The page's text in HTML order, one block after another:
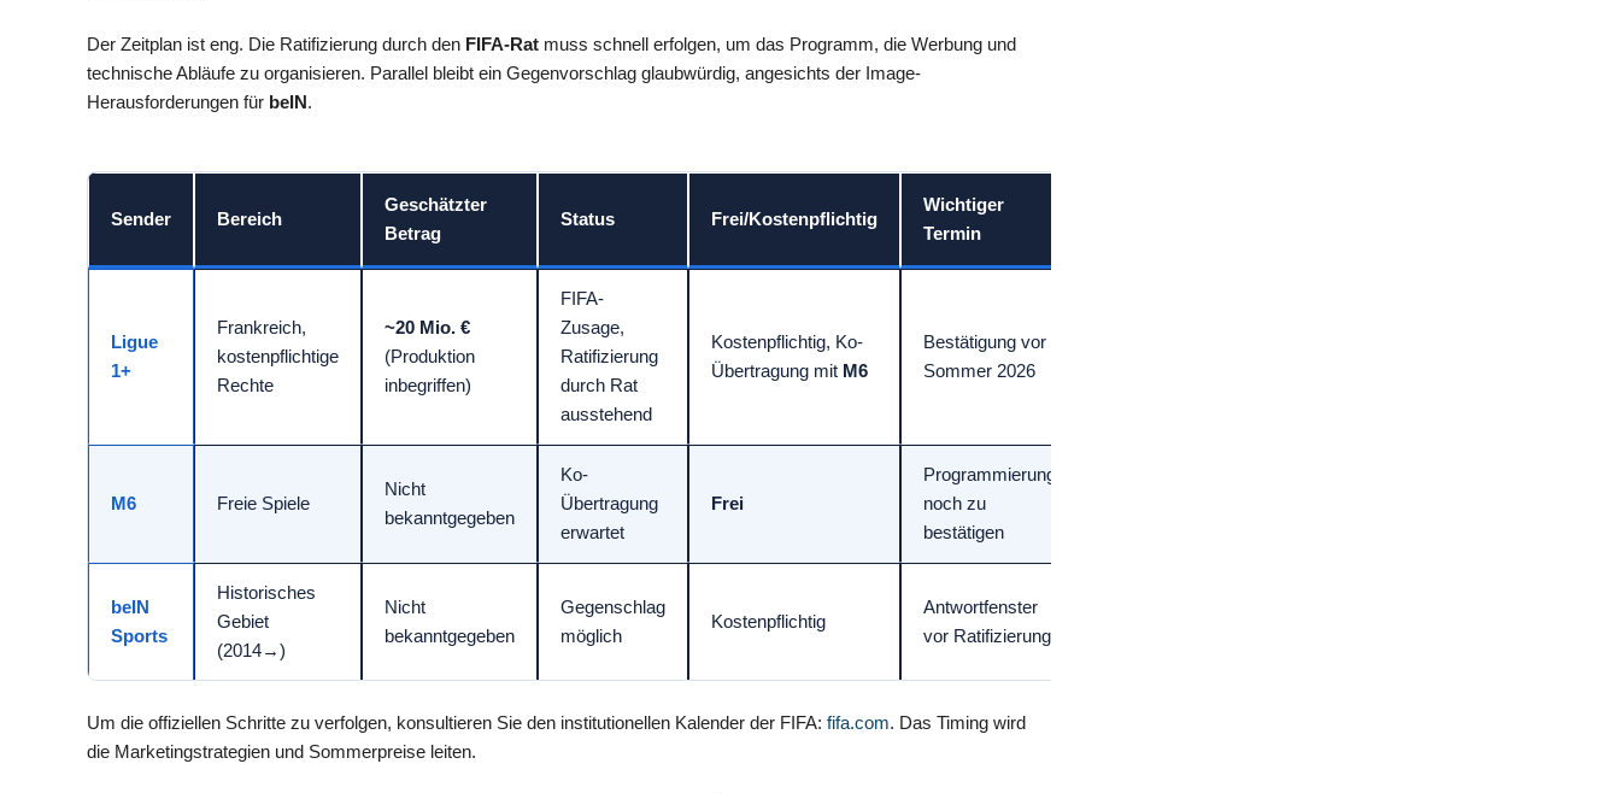
Der Zeitplan ist eng. Die Ratifizierung durch den FIFA-Rat muss schnell erfolgen, um das Programm, die Werbung und
technische Abläufe zu organisieren. Parallel bleibt ein Gegenvorschlag glaubwürdig, angesichts der Image-
Herausforderungen für beIN.
Sender Bereich
Geschätzter
Betrag
Status Frei/Kostenpflichtig
Wichtiger
Termin
Ligue
1+
Frankreich,
kostenpflichtige
Rechte
~20 Mio. €
(Produktion
inbegriffen)
FIFA-
Zusage,
Ratifizierung
durch Rat
ausstehend
Kostenpflichtig, Ko-
Übertragung mit M6
Bestätigung vor
Sommer 2026
M6 Freie Spiele
Nicht
bekanntgegeben
Ko-
Übertragung
erwartet
Frei
Programmierung
noch zu
bestätigen
beIN
Sports
Historisches
Gebiet
(2014→)
Nicht
bekanntgegeben
Gegenschlag
möglich
Kostenpflichtig
Antwortfenster
vor Ratifizierung
Um die offiziellen Schritte zu verfolgen, konsultieren Sie den institutionellen Kalender der FIFA: fifa.com. Das Timing wird
die Marketingstrategien und Sommerpreise leiten.